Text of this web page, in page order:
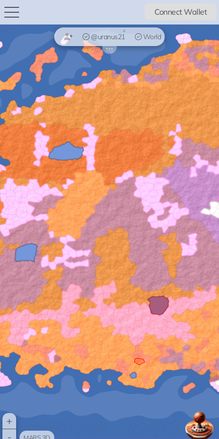
Connect Wallet
@uranus21
4
World
+